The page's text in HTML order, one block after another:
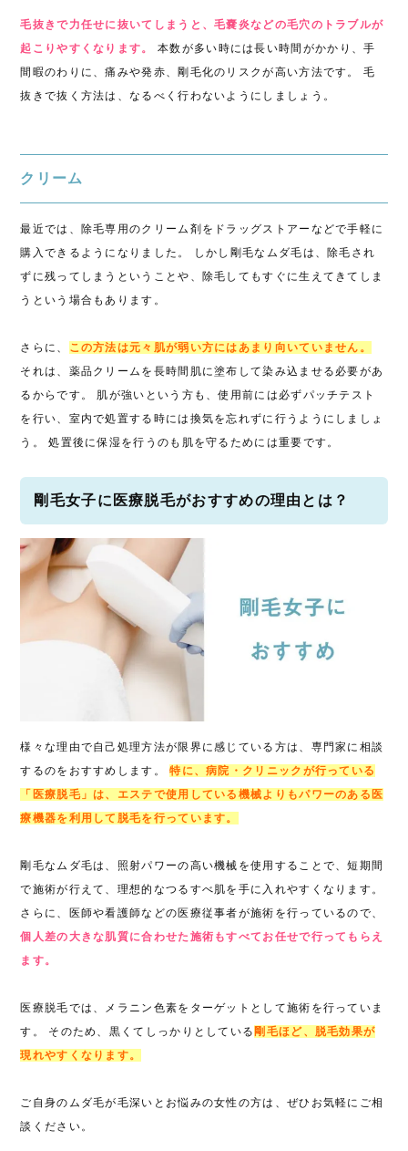
毛抜きで力任せに抜いてしまうと、毛嚢炎などの毛穴のトラブルが
起こりやすくなります。
本数が多い時には長い時間がかかり、手
間暇のわりに、痛みや発赤、剛毛化のリスクが高い方法です。 毛
抜きで抜く方法は、なるべく行わないようにしましょう。
クリーム
最近では、除毛専用のクリーム剤をドラッグストアーなどで手軽に
購入できるようになりました。 しかし剛毛なムダ毛は、除毛され
ずに残ってしまうということや、除毛してもすぐに生えてきてしま
うという場合もあります。
さらに、
この方法は元々肌が弱い方にはあまり向いていません。
それは、薬品クリームを長時間肌に塗布して染み込ませる必要があ
るからです。 肌が強いという方も、使用前には必ずパッチテスト
を行い、室内で処置する時には換気を忘れずに行うようにしましょ
う。 処置後に保湿を行うのも肌を守るためには重要です。
剛毛女子に医療脱毛がおすすめの理由とは？
様々な理由で自己処理方法が限界に感じている方は、専門家に相談
するのをおすすめします。特に、病院・クリニックが行っている
「医療脱毛」は、エステで使用している機械よりもパワーのある医
療機器を利用して脱毛を行っています。
剛毛なムダ毛は、照射パワーの高い機械を使用することで、短期間
で施術が行えて、理想的なつるすべ肌を手に入れやすくなります。
さらに、医師や看護師などの医療従事者が施術を行っているので、
個人差の大きな肌質に合わせた施術もすべてお任せで行ってもらえ
ます。
医療脱毛では、メラニン色素をターゲットとして施術を行っていま
す。 そのため、黒くてしっかりとしている 剛毛ほど、脱毛効果が
現れやすくなります。
ご自身のムダ毛が毛深いとお悩みの女性の方は、ぜひお気軽にご相
談ください。